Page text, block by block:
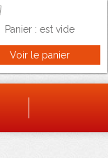
Panier : est vide